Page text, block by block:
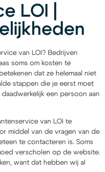
LOI |
van LOI? Bedrijven
soms om kosten te
dat ze helemaal niet
stappen die je eerst moet
een persoon aan
van LOI te
middel van de vragen van de
te contacteren is. Soms
verscholen op de website.
want dat hebben wij al